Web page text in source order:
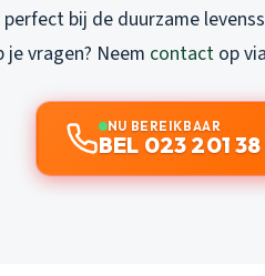
bij de duurzame
vragen? Neem contact op via
NU BEREIKBAAR
BEL 023 201